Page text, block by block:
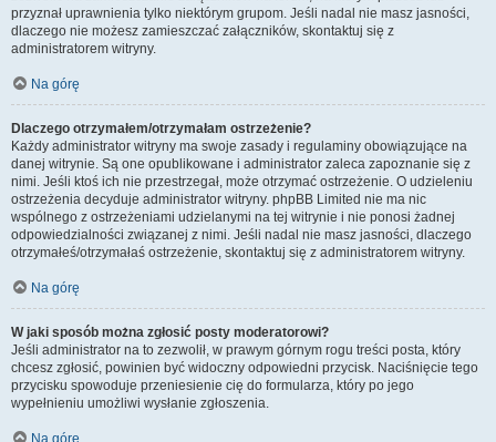
przyznał uprawnienia tylko niektórym grupom. Jeśli nadal nie masz jasności,
dlaczego nie możesz zamieszczać załączników, skontaktuj się z
administratorem witryny.
Na górę
Dlaczego otrzymałem/otrzymałam ostrzeżenie?
Każdy administrator witryny ma swoje zasady i regulaminy obowiązujące na
danej witrynie. Są one opublikowane i administrator zaleca zapoznanie się z
nimi. Jeśli ktoś ich nie przestrzegał, może otrzymać ostrzeżenie. O udzieleniu
ostrzeżenia decyduje administrator witryny. phpBB Limited nie ma nic
wspólnego z ostrzeżeniami udzielanymi na tej witrynie i nie ponosi żadnej
odpowiedzialności związanej z nimi. Jeśli nadal nie masz jasności, dlaczego
otrzymałeś/otrzymałaś ostrzeżenie, skontaktuj się z administratorem witryny.
Na górę
W jaki sposób można zgłosić posty moderatorowi?
Jeśli administrator na to zezwolił, w prawym górnym rogu treści posta, który
chcesz zgłosić, powinien być widoczny odpowiedni przycisk. Naciśnięcie tego
przycisku spowoduje przeniesienie cię do formularza, który po jego
wypełnieniu umożliwi wysłanie zgłoszenia.
Na górę